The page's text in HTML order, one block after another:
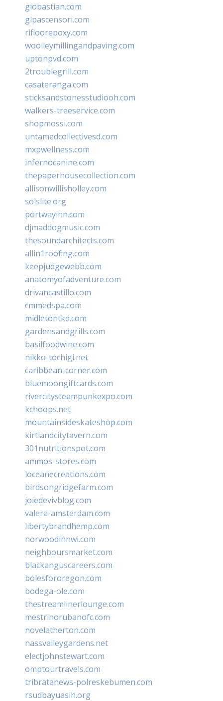
giobastian.com
glpascensori.com
rifloorepoxy.com
woolleymillingandpaving.com
uptonpvd.com
2troublegrill.com
casateranga.com
sticksandstonesstudiooh.com
walkers-treeservice.com
shopmossi.com
untamedcollectivesd.com
mxpwellness.com
infernocanine.com
thepaperhousecollection.com
allisonwillisholley.com
solslite.org
portwayinn.com
djmaddogmusic.com
thesoundarchitects.com
allin1roofing.com
keepjudgewebb.com
anatomyofadventure.com
drivancastillo.com
cmmedspa.com
midletontkd.com
gardensandgrills.com
basilfoodwine.com
nikko-tochigi.net
caribbean-corner.com
bluemoongiftcards.com
rivercitysteampunkexpo.com
kchoops.net
mountainsideskateshop.com
kirtlandcitytavern.com
301nutritionspot.com
ammos-stores.com
loceanecreations.com
birdsongridgefarm.com
joiedevivblog.com
valera-amsterdam.com
libertybrandhemp.com
norwoodinnwi.com
neighboursmarket.com
blackanguscareers.com
bolesfororegon.com
bodega-ole.com
thestreamlinerlounge.com
mestrinorubanofc.com
novelatherton.com
nassvalleygardens.net
electjohnstewart.com
omptourtravels.com
tribratanews-polreskebumen.com
rsudbayuasih.org